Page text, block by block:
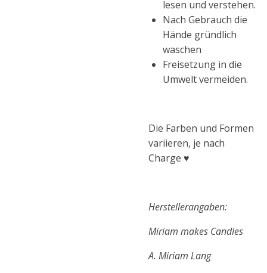
lesen und verstehen.
Nach Gebrauch die
Hände gründlich
waschen
Freisetzung in die
Umwelt vermeiden.
Die Farben und Formen
variieren, je nach
Charge ♥
Herstellerangaben:
Miriam makes Candles
A. Miriam Lang